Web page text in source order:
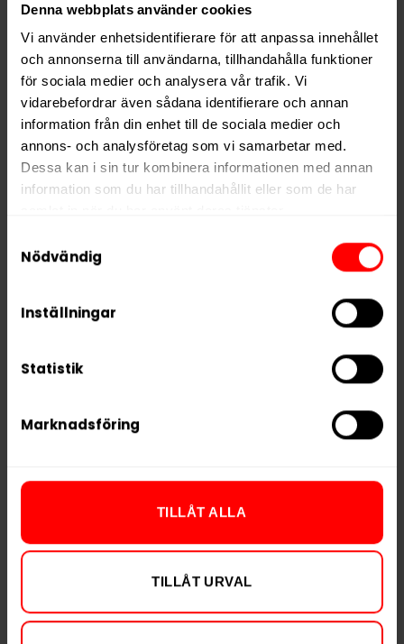
Denna webbplats använder cookies
Vi använder enhetsidentifierare för att anpassa innehållet
och annonserna till användarna, tillhandahålla funktioner
för sociala medier och analysera vår trafik. Vi
vidarebefordrar även sådana identifierare och annan
information från din enhet till de sociala medier och
annons- och analysföretag som vi samarbetar med.
Dessa kan i sin tur kombinera informationen med annan
information som du har tillhandahållit eller som de har
We work with
who may receive and
Nödvändig
Inställningar
Statistik
Marknadsföring
TILLÅT ALLA
TILLÅT URVAL
Siberia Dry White Slim Portion är ett kompromisslöst
val för dig som söker maximal styrka, låg rinnighet och
en intensiv mintsmak i ett smidigt format.
Hitta alla produkter från Siberia
Alla produkter med smakenTraditionell
Typ
Format
Nikotin per gram
Varumärke
Siberia
GN Tobacco